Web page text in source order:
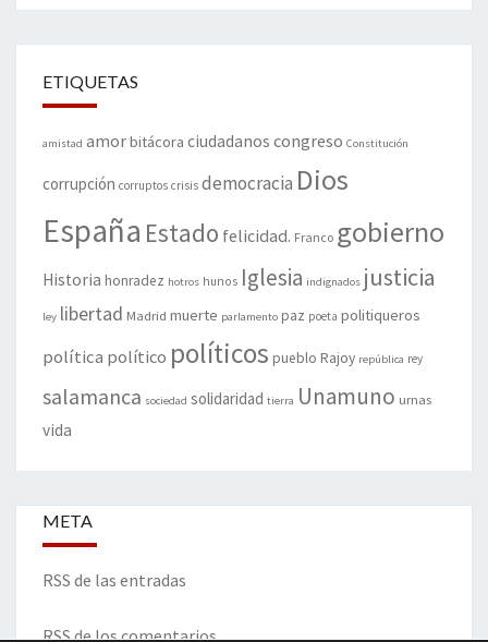
ETIQUETAS
amistad amorbitácora ciudadanos congreso Constitución
corrupción corruptos crisis democracia Dios
España Estado felicidad. Franco gobierno
Historia honradez hotros hunos Iglesia indignados justicia
ley libertad Madrid muerte parlamento paz poeta politiqueros
política político políticos pueblo Rajoy república rey
salamanca sociedad solidaridad tierra Unamuno urnas
vida
META
RSS de las entradas
RSS de los comentarios